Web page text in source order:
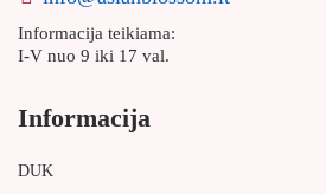
Informacija teikiama:
I-V nuo 9 iki 17 val.
Informacija
DUK